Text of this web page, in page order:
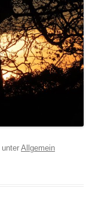
unter Allgemein